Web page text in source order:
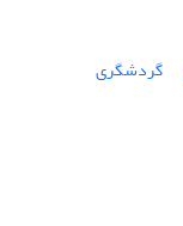
گردشگری